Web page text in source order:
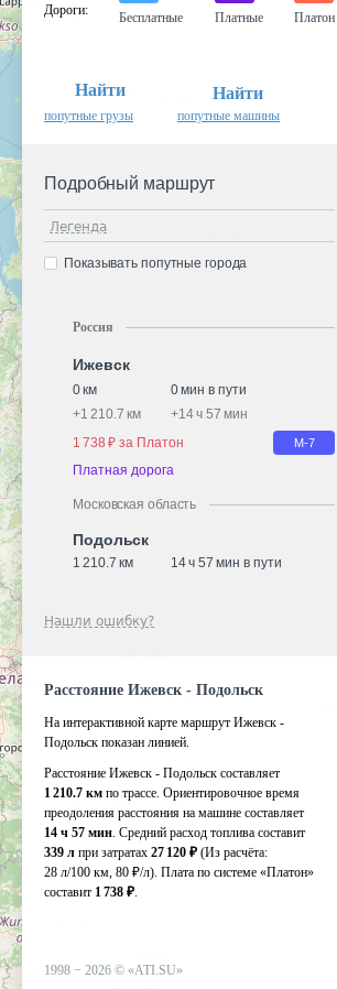
Дороги:
Бесплатные Платные Платон
Найти
попутные грузы
Найти
попутные машины
Подробный маршрут
Легенда
Показывать попутные города
Россия
Ижевск
0 км
0 мин в пути
+1 210.7 км +14 ч 57 мин
1 738 ₽ за Платон
М-7
Платная дорога
Московская область
Подольск
1 210.7 км 14 ч 57 мин в пути
Нашли ошибку?
Расстояние Ижевск - Подольск
На интерактивной карте маршрут Ижевск -
Подольск показан линией.
Расстояние Ижевск - Подольск составляет
1 210.7 км по трассе. Ориентировочное время
преодоления расстояния на машине составляет
14 ч 57 мин. Средний расход топлива составит
339 л при затратах 27 120 ₽ (Из расчёта:
28 л/100 км, 80 ₽/л). Плата по системе «Платон»
составит 1 738 ₽.
1998 − 2026 © «ATI.SU»